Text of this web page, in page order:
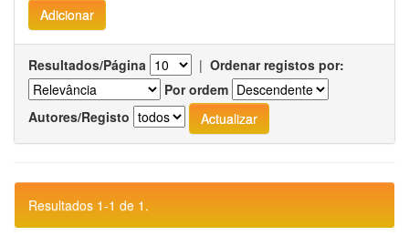
Resultados/Página | Ordenar registos por:
Por ordem
Autores/Registo
Resultados 1-1 de 1.